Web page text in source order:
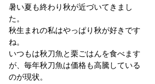
暑い夏も終わり秋が近づいてきまし
た。
秋生まれの私はやっぱり秋が好きです
ね。
いつもは秋刀魚と栗ごはんを食べます
が、毎年秋刀魚は価格も高騰している
のが現状。